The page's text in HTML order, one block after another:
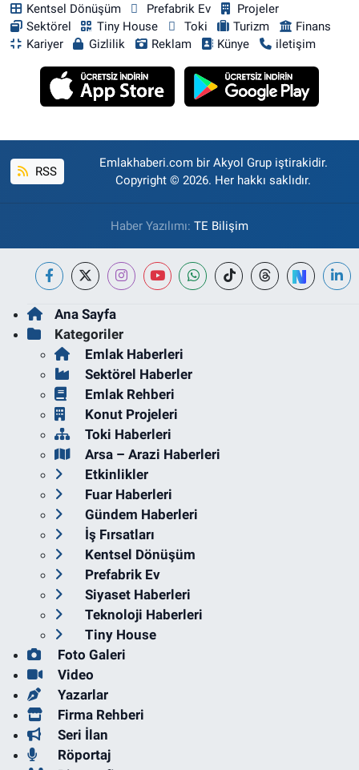
Kentsel Dönüşüm
Prefabrik Ev
Projeler
Sektörel
Tiny House Toki Turizm
Finans
Kariyer
Gizlilik Reklam Künye iletişim
RSS
Emlakhaberi.com bir Akyol Grup iştirakidir.
Copyright © 2026. Her hakkı saklıdır.
Haber Yazılımı: TE Bilişim
Ana Sayfa
Kategoriler
Emlak Haberleri
Sektörel Haberler
Emlak Rehberi
Konut Projeleri
Toki Haberleri
Arsa – Arazi Haberleri
Etkinlikler
Fuar Haberleri
Gündem Haberleri
İş Fırsatları
Kentsel Dönüşüm
Prefabrik Ev
Siyaset Haberleri
Teknoloji Haberleri
Tiny House
Foto Galeri
Video
Yazarlar
Firma Rehberi
Seri İlan
Röportaj